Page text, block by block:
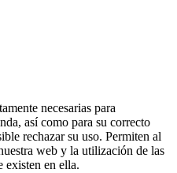
necesarias para
así como para su correcto
rechazar su uso. Permiten al
web y la utilización de las
existen en ella.